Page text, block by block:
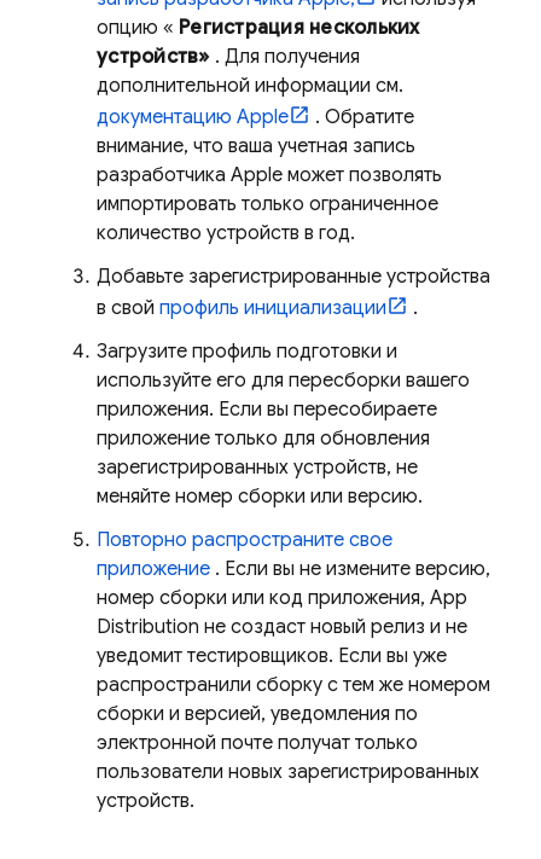
опцию « Регистрация нескольких
устройств» . Для получения
дополнительной информации см.
документацию Apple
. Обратите
внимание, что ваша учетная запись
разработчика Apple может позволять
импортировать только ограниченное
количество устройств в год.
Добавьте зарегистрированные устройства
в свой профиль инициализации
.
Загрузите профиль подготовки и
используйте его для пересборки вашего
приложения. Если вы пересобираете
приложение только для обновления
зарегистрированных устройств, не
меняйте номер сборки или версию.
Повторно распространите свое
приложение . Если вы не измените версию,
номер сборки или код приложения, App
Distribution не создаст новый релиз и не
уведомит тестировщиков. Если вы уже
распространили сборку с тем же номером
сборки и версией, уведомления по
электронной почте получат только
пользователи новых зарегистрированных
устройств.